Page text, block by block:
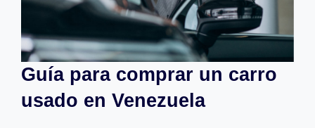
Guía para comprar un carro
usado en Venezuela